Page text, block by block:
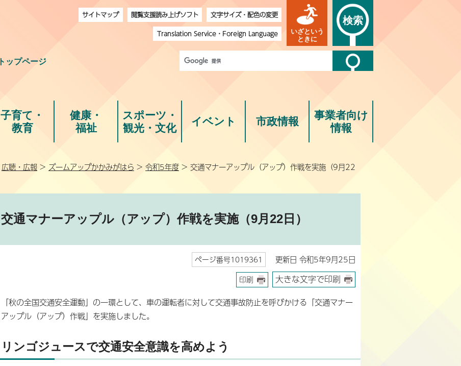
トップページ
サイトマップ 閲覧支援読み上げソフト
文字サイズ・配色の変更
Translation Service・ Foreign Language
いざという
ときに
検索
子育て・
教育
健康・
福祉
スポーツ・
観光・文化
イベント 市政情報
事業者向け
情報
広聴・広報 > ズームアップかかみがはら > 令和5年度 > 交通マナーアップル（アップ）作戦を実施（9月22
交通マナーアップル（アップ）作戦を実施（9月22日）
ページ番号1019361 更新日 令和5年9月25日
印刷 大きな文字で印刷
「秋の全国交通安全運動」の一環として、車の運転者に対して交通事故防止を呼びかける「交通マナー
アップル（アップ）作戦」を実施しました。
リンゴジュースで交通安全意識を高めよう